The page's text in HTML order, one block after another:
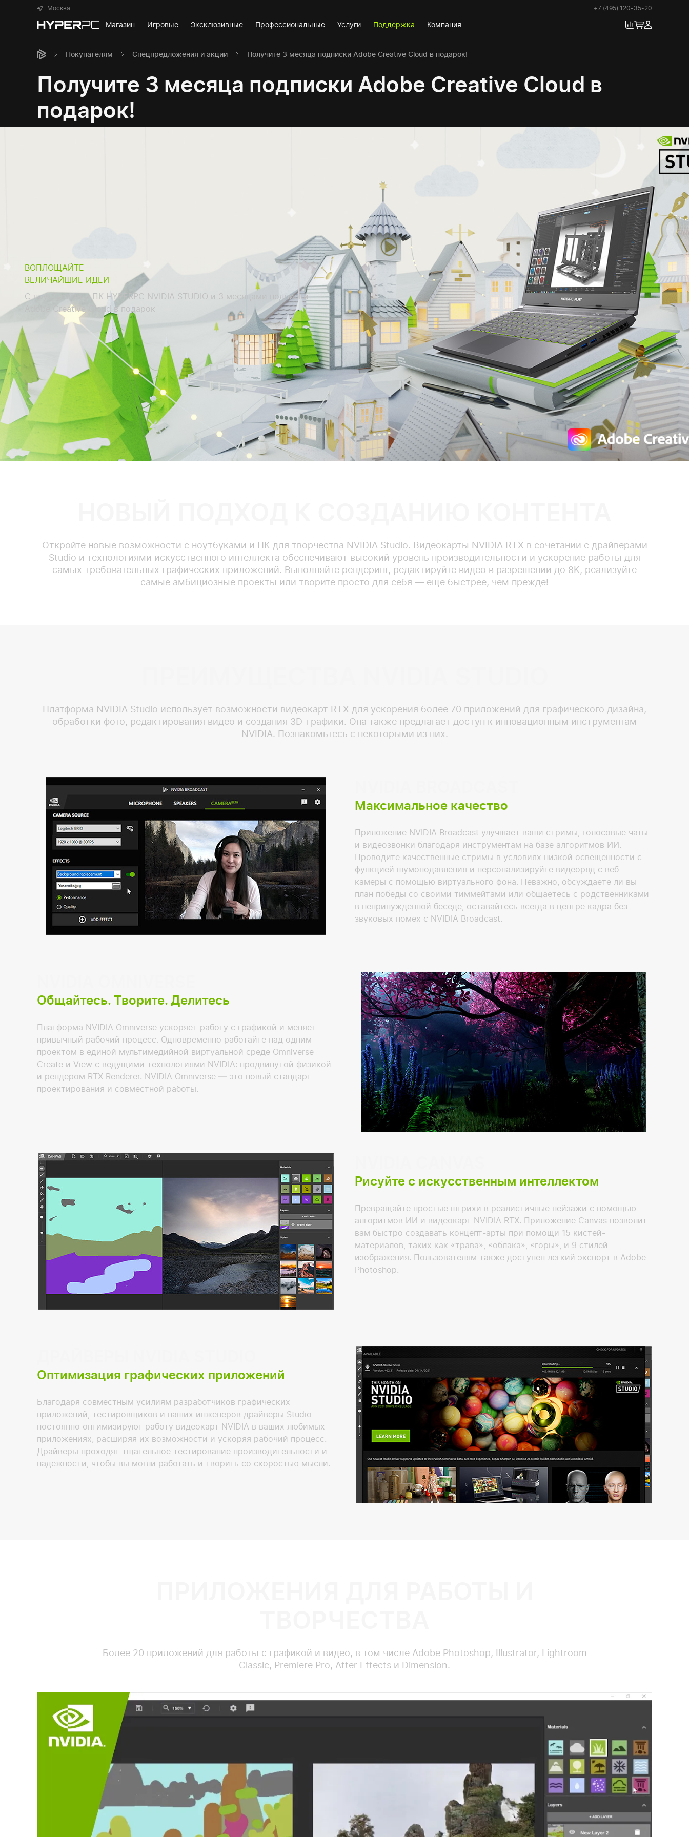
Москва +7 (495) 120-35-20
Магазин Игровые Эксклюзивные Профессиональные Услуги Поддержка Компания
Покупателям Спецпредложения и акции Получите 3 месяца подписки Adobe Creative Cloud в подарок!
Получите 3 месяца подписки Adobe Creative Cloud в
подарок!
ВОПЛОЩАЙТЕ
ВЕЛИЧАЙШИЕ ИДЕИ
С ноутбуками и ПК HYPERPC NVIDIA STUDIO и 3 месяцами подписки
Adobe Creative Cloud в подарок
Откройте новые возможности с ноутбуками и ПК для творчества NVIDIA Studio. Видеокарты NVIDIA RTX в сочетании с драйверами
Studio и технологиями искусственного интеллекта обеспечивают высокий уровень производительности и ускорение работы для
самых требовательных графических приложений. Выполняйте рендеринг, редактируйте видео в разрешении до 8K, реализуйте
самые амбициозные проекты или творите просто для себя — еще быстрее, чем прежде!
Платформа NVIDIA Studio использует возможности видеокарт RTX для ускорения более 70 приложений для графического дизайна,
обработки фото, редактирования видео и создания 3D-графики. Она также предлагает доступ к инновационным инструментам
NVIDIA. Познакомьтесь с некоторыми из них.
Максимальное качество
Приложение NVIDIA Broadcast улучшает ваши стримы, голосовые чаты
и видеозвонки благодаря инструментам на базе алгоритмов ИИ.
Проводите качественные стримы в условиях низкой освещенности с
функцией шумоподавления и персонализируйте видеоряд с веб-
камеры c помощью виртуального фона. Неважно, обсуждаете ли вы
план победы со своими тиммейтами или общаетесь с родственниками
в непринужденной беседе, оставайтесь всегда в центре кадра без
звуковых помех с NVIDIA Broadcast.
Общайтесь. Творите. Делитесь
Платформа NVIDIA Omniverse ускоряет работу с графикой и меняет
привычный рабочий процесс. Одновременно работайте над одним
проектом в единой мультимедийной виртуальной среде Omniverse
Create и View с ведущими технологиями NVIDIA: продвинутой физикой
и рендером RTX Renderer. NVIDIA Omniverse — это новый стандарт
проектирования и совместной работы.
Рисуйте с искусственным интеллектом
Превращайте простые штрихи в реалистичные пейзажи с помощью
алгоритмов ИИ и видеокарт NVIDIA RTX. Приложение Canvas позволит
вам быстро создавать концепт-арты при помощи 15 кистей-
материалов, таких как «трава», «облака», «горы», и 9 стилей
изображения. Пользователям также доступен легкий экспорт в Adobe
Photoshop.
Оптимизация графических приложений
Благодаря совместным усилиям разработчиков графических
приложений, тестировщиков и наших инженеров драйверы Studio
постоянно оптимизируют работу видеокарт NVIDIA в ваших любимых
приложениях, расширяя их возможности и ускоряя рабочий процесс.
Драйверы проходят тщательное тестирование производительности и
надежности, чтобы вы могли работать и творить со скоростью мысли.
Более 20 приложений для работы с графикой и видео, в том числе Adobe Photoshop, Illustrator, Lightroom
Classic, Premiere Pro, After Effects и Dimension.